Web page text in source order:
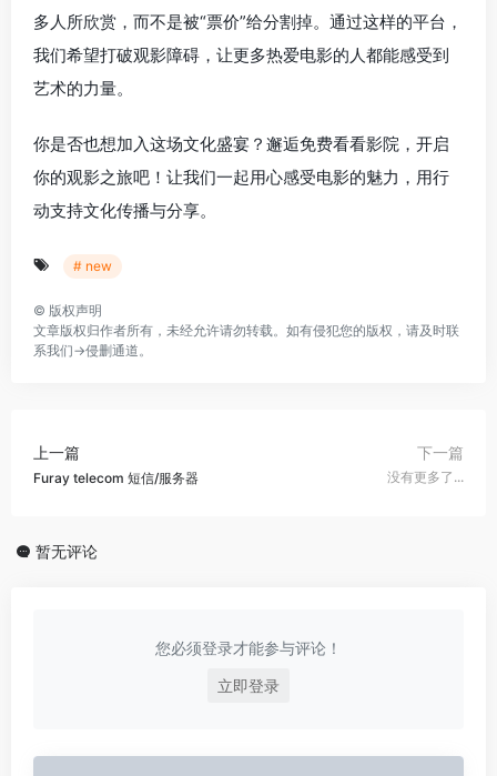
多人所欣赏，而不是被“票价”给分割掉。通过这样的平台，
我们希望打破观影障碍，让更多热爱电影的人都能感受到
艺术的力量。
你是否也想加入这场文化盛宴？邂逅免费看看影院，开启
你的观影之旅吧！让我们一起用心感受电影的魅力，用行
动支持文化传播与分享。
# new
© 版权声明
文章版权归作者所有，未经允许请勿转载。如有侵犯您的版权，请及时联
系我们→侵删通道 。
上一篇
Furay telecom 短信/服务器
下一篇
没有更多了...
暂无评论
您必须登录才能参与评论！
立即登录